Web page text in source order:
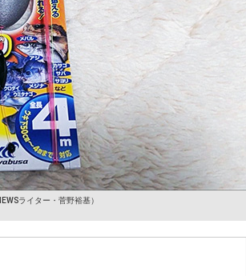
ライター・菅野裕基）